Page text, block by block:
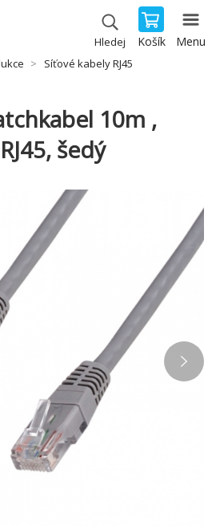
Hledej Košík Menu
Síťové kabely RJ45
10m ,
šedý